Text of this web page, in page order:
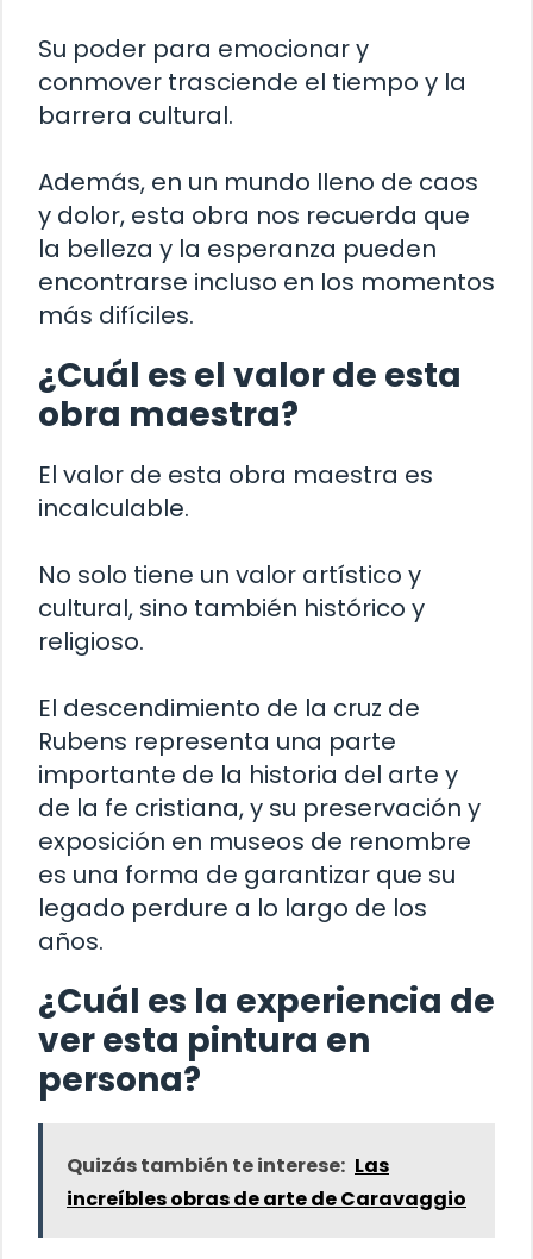
Su poder para emocionar y
conmover trasciende el tiempo y la
barrera cultural.
Además, en un mundo lleno de caos
y dolor, esta obra nos recuerda que
la belleza y la esperanza pueden
encontrarse incluso en los momentos
más difíciles.
¿Cuál es el valor de esta
obra maestra?
El valor de esta obra maestra es
incalculable.
No solo tiene un valor artístico y
cultural, sino también histórico y
religioso.
El descendimiento de la cruz de
Rubens representa una parte
importante de la historia del arte y
de la fe cristiana, y su preservación y
exposición en museos de renombre
es una forma de garantizar que su
legado perdure a lo largo de los
años.
¿Cuál es la experiencia de
ver esta pintura en
persona?
Quizás también te interese: Las
increíbles obras de arte de Caravaggio